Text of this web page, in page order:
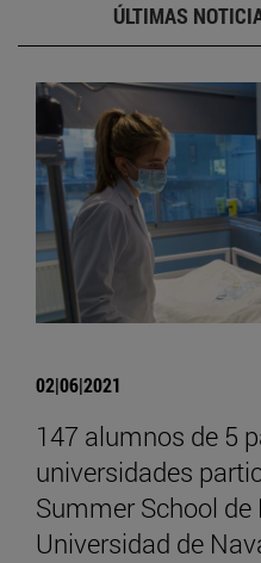
ÚLTIMAS
02|06|2021
147 alumnos de 5
universidades
Summer School de
Universidad de